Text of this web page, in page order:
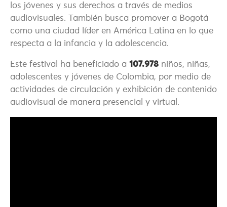
los jóvenes y sus derechos a través de medios
audiovisuales. También busca promover a Bogotá
como una ciudad líder en América Latina en lo que
respecta a la infancia y la adolescencia.
Este festival ha beneficiado a 107.978 niños, niñas,
adolescentes y jóvenes de Colombia, por medio de
actividades de circulación y exhibición de contenido
audiovisual de manera presencial y virtual.